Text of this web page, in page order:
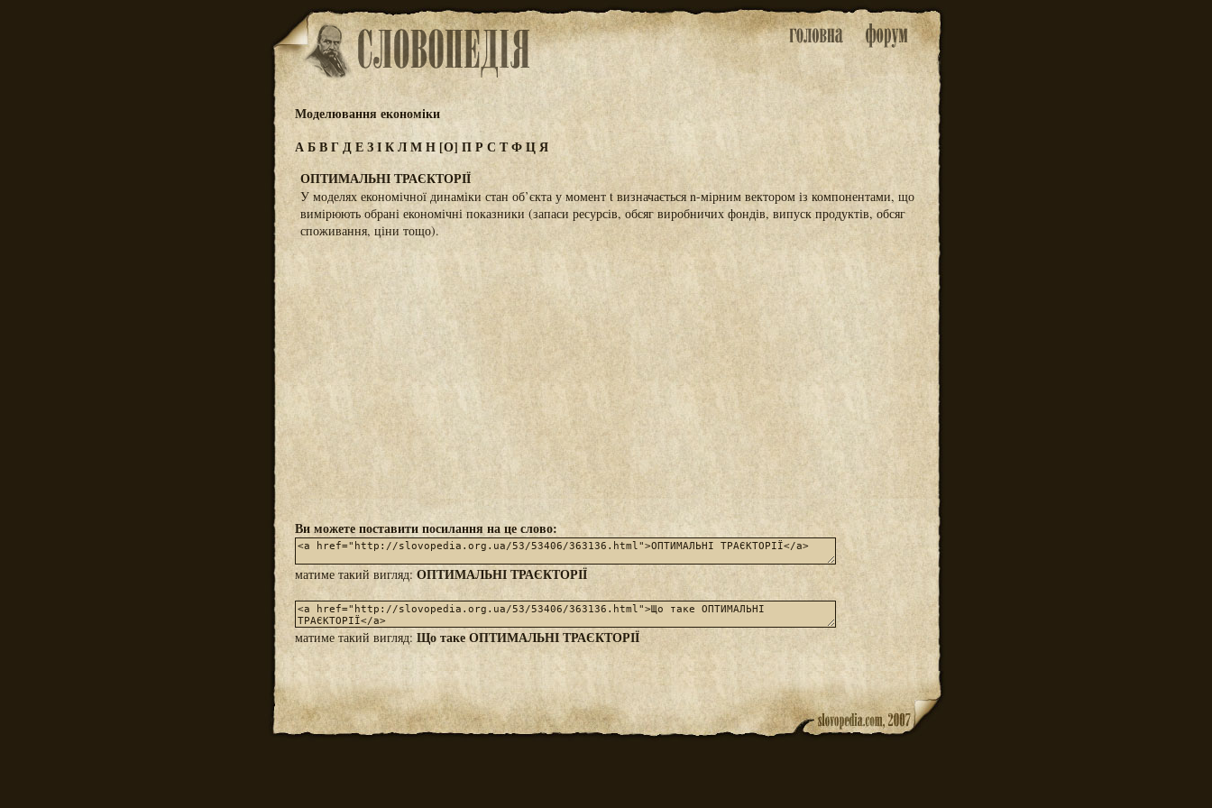
Моделювання економіки
АБВГДЕЗІКЛМН [О] ПРС ТФЦЯ
ОПТИМАЛЬНІ ТРАЄКТОРІЇ
У моделях економічної динаміки стан об’єкта у момент t визначається n-мірним вектором із компонентами, що
вимірюють обрані економічні показники (запаси ресурсів, обсяг виробничих фондів, випуск продуктів, обсяг
споживання, ціни тощо).
Ви можете поставити посилання на це слово:
матиме такий вигляд: ОПТИМАЛЬНІ ТРАЄКТОРІЇ
матиме такий вигляд: Що таке ОПТИМАЛЬНІ ТРАЄКТОРІЇ